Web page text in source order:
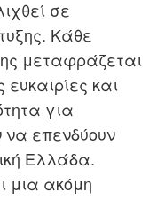
σε
Κάθε
μεταφράζεται
και
για
να επενδύουν
Ελλάδα.
μια ακόμη